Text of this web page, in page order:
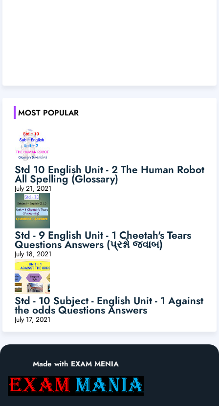
MOST POPULAR
Std 10 English Unit - 2 The Human Robot
All Spelling (Glossary)
July 21, 2021
Std - 9 English Unit - 1 Cheetah's Tears
Questions Answers (પ્રશ્નો જવાબ)
July 18, 2021
Std - 10 Subject - English Unit - 1 Against
the odds Questions Answers
July 17, 2021
Made with EXAM MENIA